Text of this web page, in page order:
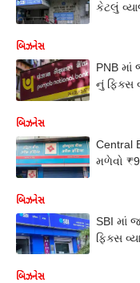
કેટલું
બિઝનેસ
PNB
નું ફિક્સ
બિઝનેસ
Central
મળેવો
બિઝનેસ
SBI માં
ફિક્સ
બિઝનેસ